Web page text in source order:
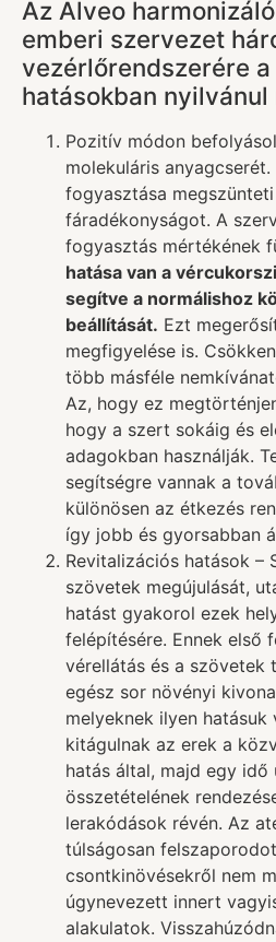
Az Alveo
emberi szervezet
vezérlőrendszerére
hatásokban nyilvánul
Pozitív módon
molekuláris anyagcserét.
fogyasztása
fáradékonyságot. A
fogyasztás mértékének
hatása van a
segítve a normálishoz
beállítását. Ezt
megfigyelése is.
több másféle
Az, hogy ez
hogy a szert sokáig és
adagokban használják.
segítségre vannak a
különösen az étkezés
így jobb és gyorsabban
Revitalizációs hatások –
szövetek megújulását,
hatást gyakorol ezek
felépítésére. Ennek első
vérellátás és a szövetek
egész sor növényi
melyeknek ilyen hatásuk
kitágulnak az erek a
hatás által, majd egy idő
összetételének
lerakódások révén. Az
túlságosan
csontkinövésekről nem
úgynevezett innert
alakulatok.